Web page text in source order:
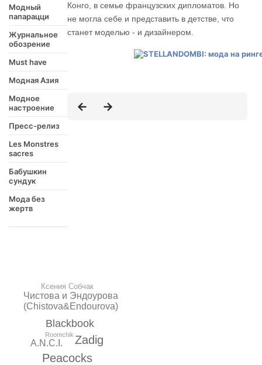
Модный
папарацци
Журнальное
обозрение
Must have
Модная Азия
Модное
настроение
Пресс-релиз
Les Monstres
sacres
Бабушкин
сундук
Мода без
жертв
Peacocks
Zadig
Blackbook
Чистова и Эндоурова
(Chistova&Endourova)
A.N.C.I.
Ксения Собчак
Roomchik
Конго, в семье французских дипломатов. Но
не могла себе и представить в детстве, что
станет моделью - и дизайнером.